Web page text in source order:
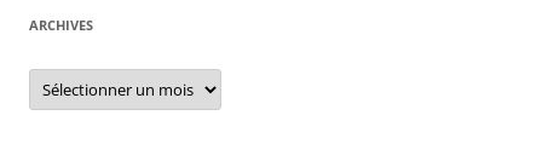
ARCHIVES
Archives